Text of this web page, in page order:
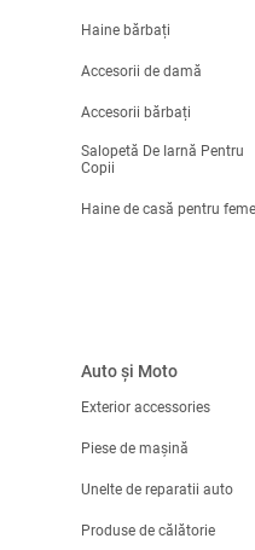
Haine bărbați
Accesorii de damă
Accesorii bărbați
Salopetă De Iarnă Pentru
Copii
Haine de casă pentru
Auto și Moto
Exterior accessories
Piese de mașină
Unelte de reparatii auto
Produse de călătorie